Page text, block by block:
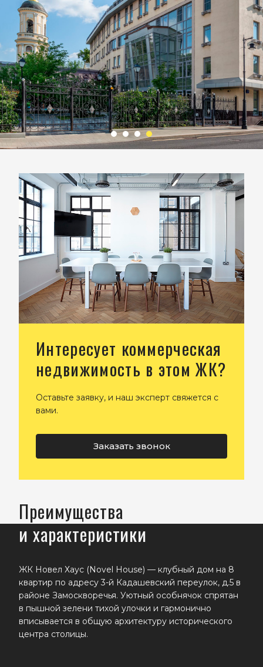
Интересует коммерческая
недвижимость в этом ЖК?
Оставьте заявку, и наш эксперт свяжется с
вами.
Заказать звонок
Преимущества
и характеристики
ЖК Новел Хаус (Novel House) — клубный дом на 8
квартир по адресу 3-й Кадашевский переулок, д.5 в
районе Замоскворечья. Уютный особнячок спрятан
в пышной зелени тихой улочки и гармонично
вписывается в общую архитектуру исторического
центра столицы.